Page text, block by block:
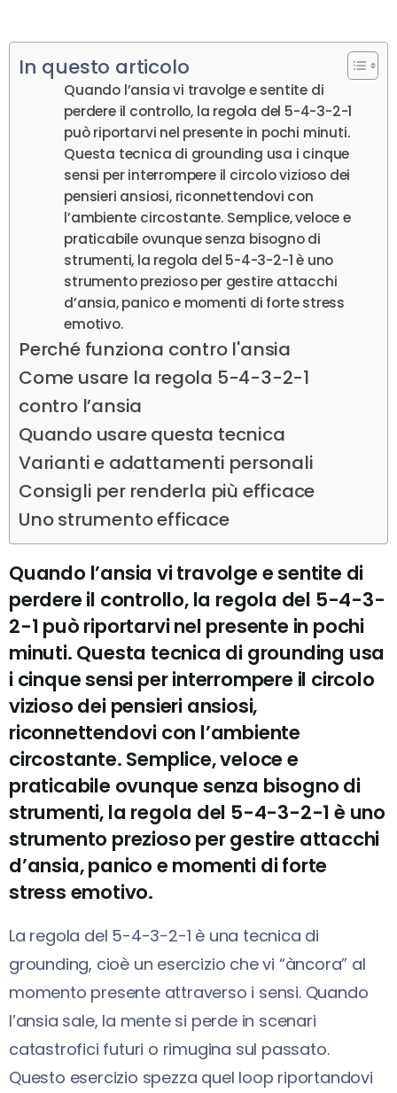
In questo articolo
Quando l’ansia vi travolge e sentite di
perdere il controllo, la regola del 5-4-3-2-1
può riportarvi nel presente in pochi minuti.
Questa tecnica di grounding usa i cinque
sensi per interrompere il circolo vizioso dei
pensieri ansiosi, riconnettendovi con
l’ambiente circostante. Semplice, veloce e
praticabile ovunque senza bisogno di
strumenti, la regola del 5-4-3-2-1 è uno
strumento prezioso per gestire attacchi
d’ansia, panico e momenti di forte stress
emotivo.
Perché funziona contro l'ansia
Come usare la regola 5-4-3-2-1
contro l’ansia
Quando usare questa tecnica
Varianti e adattamenti personali
Consigli per renderla più efficace
Uno strumento efficace
Quando l’ansia vi travolge e sentite di
perdere il controllo, la regola del 5-4-3-
2-1 può riportarvi nel presente in pochi
minuti. Questa tecnica di grounding usa
i cinque sensi per interrompere il circolo
vizioso dei pensieri ansiosi,
riconnettendovi con l’ambiente
circostante. Semplice, veloce e
praticabile ovunque senza bisogno di
strumenti, la regola del 5-4-3-2-1 è uno
strumento prezioso per gestire attacchi
d’ansia, panico e momenti di forte
stress emotivo.
La regola del 5-4-3-2-1 è una tecnica di
grounding, cioè un esercizio che vi “àncora” al
momento presente attraverso i sensi. Quando
l’ansia sale, la mente si perde in scenari
catastrofici futuri o rimugina sul passato.
Questo esercizio spezza quel loop riportandovi